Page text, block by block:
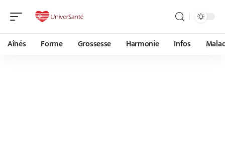
Aînés Forme Grossesse Harmonie Infos